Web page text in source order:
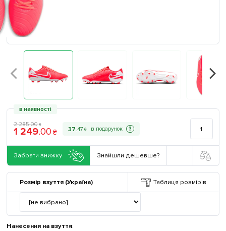
в наявності
2 285.00 ₴
1 249.00 ₴ 37.47 ₴ ?
Забрати знижку Знайшли дешевше?
Розмір взуття (Україна) Таблиця розмірів
Нанесення на взуття: